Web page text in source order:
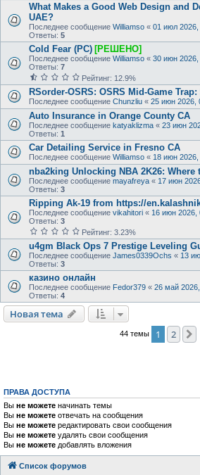
What Makes a Good Web Design and
UAE?
Последнее сообщение Williamso « 01 июл 2026,
Ответы: 5
Cold Fear (PC) [РЕШЕНО]
Последнее сообщение Williamso « 30 июн 2026,
Ответы: 7
Рейтинг: 12.9%
RSorder-OSRS: OSRS Mid-Game
Последнее сообщение Chunzliu « 25 июн 2026,
Auto Insurance in Orange County CA
Последнее сообщение katyaklizma « 23 июн
Ответы: 1
Car Detailing Service in Fresno CA
Последнее сообщение Williamso « 18 июн 2026,
nba2king Unlocking NBA 2K26: Where
Последнее сообщение mayafreya « 17 июн
Ответы: 3
Ripping Ak-19 from https://
Последнее сообщение vikahitori « 16 июн 2026,
Ответы: 3
Рейтинг: 3.23%
u4gm Black Ops 7 Prestige Leveling
Последнее сообщение James0339Ochs « 13
Ответы: 3
казино онлайн
Последнее сообщение Fedor379 « 26 май
Ответы: 4
Новая тема
44 темы 1 2
ПРАВА ДОСТУПА
Вы не можете начинать темы
Вы не можете отвечать на сообщения
Вы не можете редактировать свои сообщения
Вы не можете удалять свои сообщения
Вы не можете добавлять вложения
Список форумов